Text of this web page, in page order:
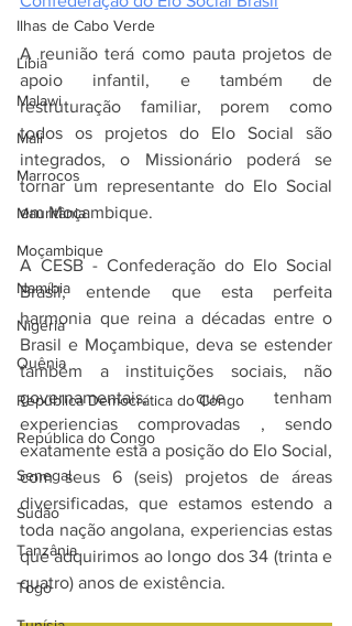
Ilhas de Cabo Verde
Líbia
Malawi
Mali
Marrocos
Mauritânia
Moçambique
Namíbia
Nigéria
Quênia
República Democrática do Congo
República do Congo
Senegal
Sudão
Tanzânia
Togo
A reunião terá como pauta projetos de
apoio infantil, e também de
restruturação familiar, porem como
todos os projetos do Elo Social são
integrados, o Missionário poderá se
tornar um representante do Elo Social
em Moçambique.
A CESB - Confederação do Elo Social
Brasil, entende que esta perfeita
harmonia que reina a décadas entre o
Brasil e Moçambique, deva se estender
também a instituições sociais, não
governamentais, que tenham
experiencias comprovadas , sendo
exatamente esta a posição do Elo Social,
com seus 6 (seis) projetos de áreas
diversificadas, que estamos estendo a
toda nação angolana, experiencias estas
que adquirimos ao longo dos 34 (trinta e
quatro) anos de existência.